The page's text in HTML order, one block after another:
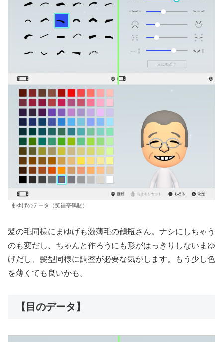
まゆげのデータ（笑福亭鶴瓶）
髪の毛同様にまゆげも激薄毛の鶴瓶さん。ナシにしちゃう
のも変だし、ちゃんと作ろうにも形がはっきりしないまゆ
げだし、髪型同様に調整が必要な気がします。もう少し色
を薄くても良いかも。
【目のデータ】